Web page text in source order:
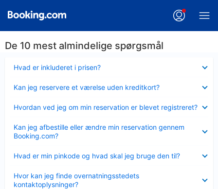
De 10 mest almindelige spørgsmål
Hvad er inkluderet i prisen?
Kan jeg reservere et værelse uden kreditkort?
Hvordan ved jeg om min reservation er blevet registreret?
Kan jeg afbestille eller ændre min reservation gennem
Booking.com?
Hvad er min pinkode og hvad skal jeg bruge den til?
Hvor kan jeg finde overnatningsstedets
kontaktoplysninger?